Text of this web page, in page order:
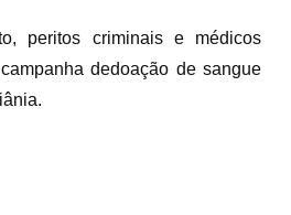
peritos criminais e médicos
dedoação de sangue